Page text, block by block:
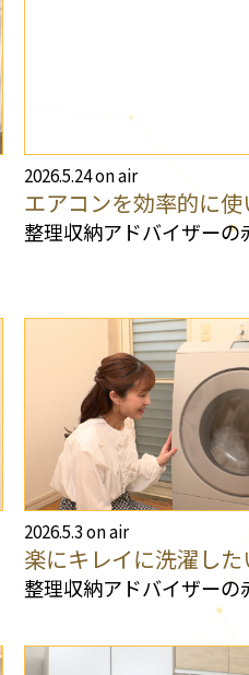
2026.5.24 on air
エアコンを効率的に
整理収納アドバイザーの
2026.5.3 on air
楽にキレイに洗濯し
整理収納アドバイザーの